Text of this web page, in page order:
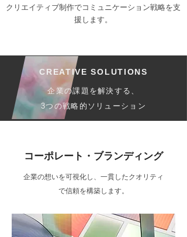
​クリエイティブ制作でコミュニケーション戦略を支
援します。
CREATIVE SOLUTIONS
企業の課題を解決する、
3つの戦略的ソリューション
コーポレート・ブランディング
企業の想いを可視化し、一貫したクオリティ
で信頼を構築します。